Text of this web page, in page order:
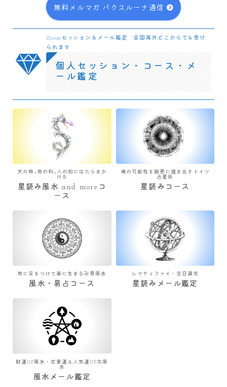
無料メルマガ パクスルーナ通信
Zoomセッション＆メール鑑定 全国海外どこからでも受け
られます
個人セッション・コース・メ
ール鑑定
天の時×地の利×人の和にはたらきか
ける
星読み風水 and moreコ
ース
魂の可能性を緻密に描き出すドイツ
占星術
星読みコース
地に足をつけて楽に生きる卍易風水
風水・易占コース
レクティファイ・吉日選定
星読みメール鑑定
財運UP風水・恋愛運＆人気運UP花風
水
風水メール鑑定